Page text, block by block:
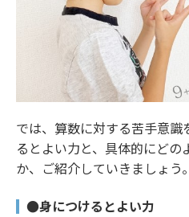
では、算数に対する苦手意
るとよい力と、具体的にどの
か、ご紹介していきましょう。
●身につけるとよい力